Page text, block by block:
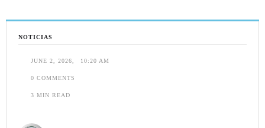
NOTICIAS
JUNE 2, 2026 10:20 AM
0 COMMENTS
3 MIN READ